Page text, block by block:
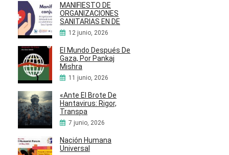
MANIFIESTO DE
ORGANIZACIONES
SANITARIAS EN DE
12 junio, 2026
El Mundo Después De
Gaza, Por Pankaj
Mishra
11 junio, 2026
«Ante El Brote De
Hantavirus: Rigor,
Transpa
7 junio, 2026
Nación Humana
Universal